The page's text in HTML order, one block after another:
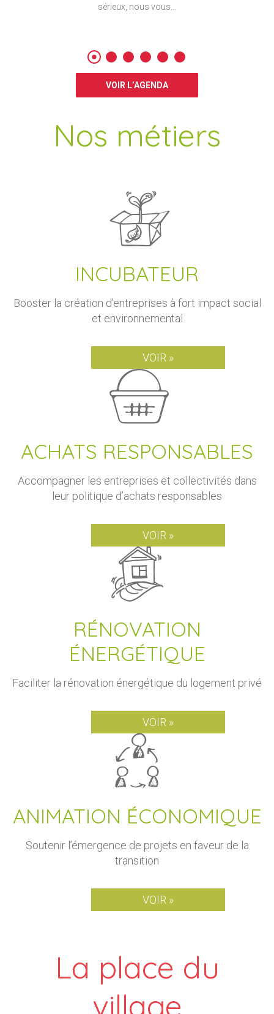
sérieux, nous vous…
VOIR L’AGENDA
Nos métiers
INCUBATEUR
Booster la création d’entreprises à fort impact social
et environnemental
VOIR »
ACHATS RESPONSABLES
Accompagner les entreprises et collectivités dans
leur politique d’achats responsables
VOIR »
RÉNOVATION
ÉNERGÉTIQUE
Faciliter la rénovation énergétique du logement privé
VOIR »
ANIMATION ÉCONOMIQUE
Soutenir l’émergence de projets en faveur de la
transition
VOIR »
La place du
village